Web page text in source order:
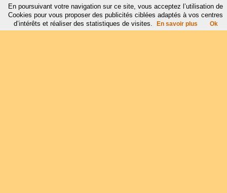
En poursuivant votre navigation sur ce site, vous acceptez l’utilisation de
Cookies pour vous proposer des publicités ciblées adaptés à vos centres
d’intérêts et réaliser des statistiques de visites.
En savoir plus Ok